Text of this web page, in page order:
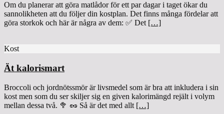
Om du planerar att göra matlådor för ett par dagar i taget ökar du
sannolikheten att du följer din kostplan. Det finns många fördelar att
göra storkok och här är några av dem: ✅ Det […]
Kost
Ät kalorismart
Broccoli och jordnötssmör är livsmedel som är bra att inkludera i sin
kost men som du ser skiljer sig en given kalorimängd rejält i volym
mellan dessa två. 🥦 🥜 Så är det med allt […]